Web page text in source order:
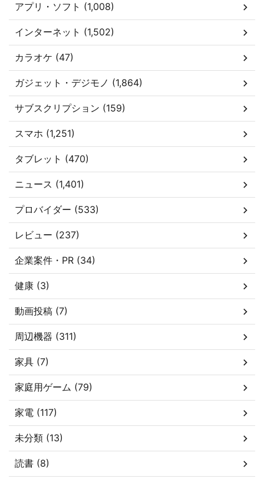
アプリ・ソフト (1,008)
インターネット (1,502)
カラオケ (47)
ガジェット・デジモノ (1,864)
サブスクリプション (159)
スマホ (1,251)
タブレット (470)
ニュース (1,401)
プロバイダー (533)
レビュー (237)
企業案件・PR (34)
健康 (3)
動画投稿 (7)
周辺機器 (311)
家具 (7)
家庭用ゲーム (79)
家電 (117)
未分類 (13)
読書 (8)